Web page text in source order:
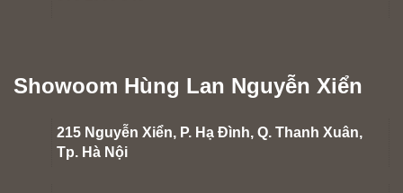
Showoom Hùng Lan Nguyễn Xiển